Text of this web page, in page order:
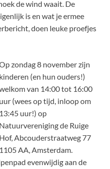
de wind waait. De
is en wat je ermee
doen leuke proefjes
zondag 8 november zijn
kinderen (en hun ouders!)
van 14:00 tot 16:00
uur (wees op tijd, inloop om
13:45 uur!) op
Natuurvereniging de Ruige
Hof, Abcouderstraatweg 77
1105 AA, Amsterdam.
evenwijdig aan de